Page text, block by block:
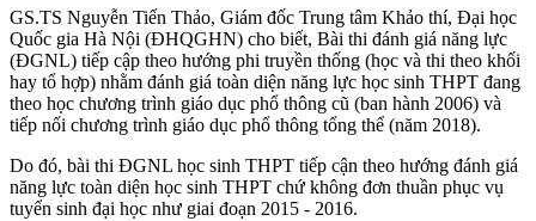
GS.TS Nguyễn Tiến Thảo, Giám đốc Trung tâm Khảo thí, Đại học
Quốc gia Hà Nội (ĐHQGHN) cho biết, Bài thi đánh giá năng lực
(ĐGNL) tiếp cập theo hướng phi truyền thống (học và thi theo khối
hay tổ hợp) nhằm đánh giá toàn diện năng lực học sinh THPT đang
theo học chương trình giáo dục phổ thông cũ (ban hành 2006) và
tiếp nối chương trình giáo dục phổ thông tổng thể (năm 2018).
Do đó, bài thi ĐGNL học sinh THPT tiếp cận theo hướng đánh giá
năng lực toàn diện học sinh THPT chứ không đơn thuần phục vụ
tuyển sinh đại học như giai đoạn 2015 - 2016.